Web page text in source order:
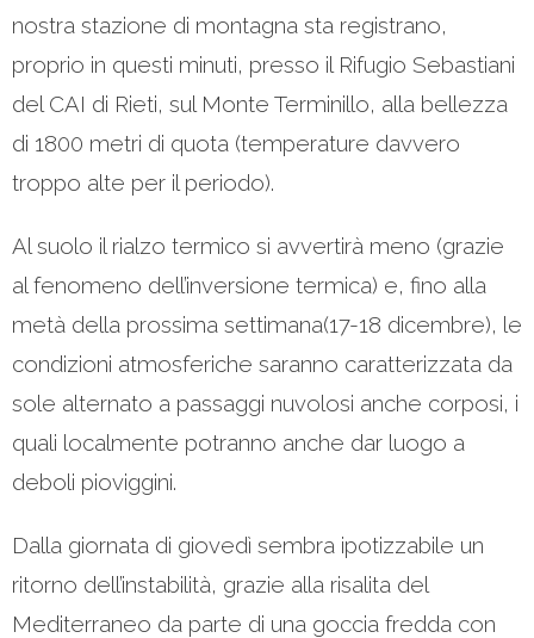
nostra stazione di montagna sta registrano,
proprio in questi minuti, presso il Rifugio Sebastiani
del CAI di Rieti, sul Monte Terminillo, alla bellezza
di 1800 metri di quota (temperature davvero
troppo alte per il periodo).
Al suolo il rialzo termico si avvertirà meno (grazie
al fenomeno dell’inversione termica) e, fino alla
metà della prossima settimana(17-18 dicembre), le
condizioni atmosferiche saranno caratterizzata da
sole alternato a passaggi nuvolosi anche corposi, i
quali localmente potranno anche dar luogo a
deboli pioviggini.
Dalla giornata di giovedì sembra ipotizzabile un
ritorno dell’instabilità, grazie alla risalita del
Mediterraneo da parte di una goccia fredda con